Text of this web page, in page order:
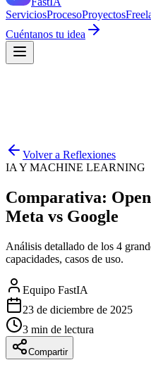
ServiciosProcesoProyectos
Cuéntanos tu idea
Volver a Reflexiones
IA Y MACHINE LEARNING
Comparativa:
Meta vs Google
Análisis detallado de los 4
capacidades, casos de uso.
Equipo FastIA
23 de diciembre de 2025
3 min de lectura
Compartir